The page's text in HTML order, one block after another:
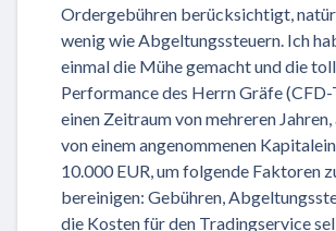
Ordergebühren berücksichtigt,
wenig wie Abgeltungssteuern. Ich
einmal die Mühe gemacht und die
Performance des Herrn Gräfe
einen Zeitraum von mehreren Jahren,
von einem angenommenen
10.000 EUR, um folgende Faktoren
bereinigen: Gebühren,
die Kosten für den Tradingservice